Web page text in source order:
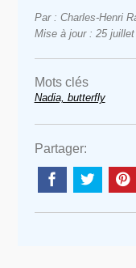
Par : Charles-Henri
Mise à jour : 25
Mots clés
Nadia, butterfly
Partager: